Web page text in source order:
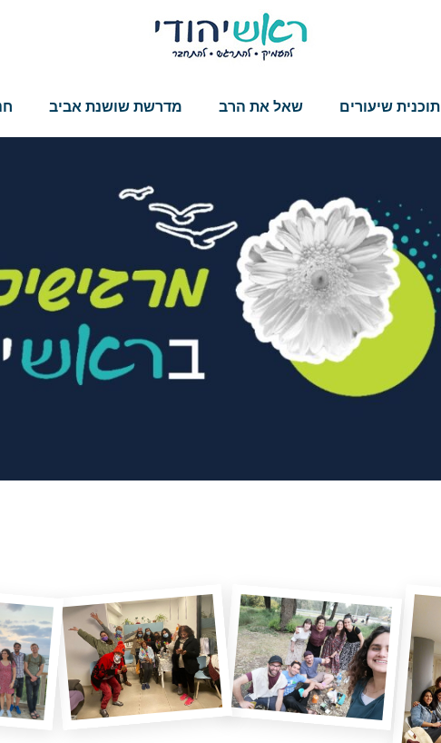
תוכנית שיעורים שאל את הרב מדרשת שושנת אביב